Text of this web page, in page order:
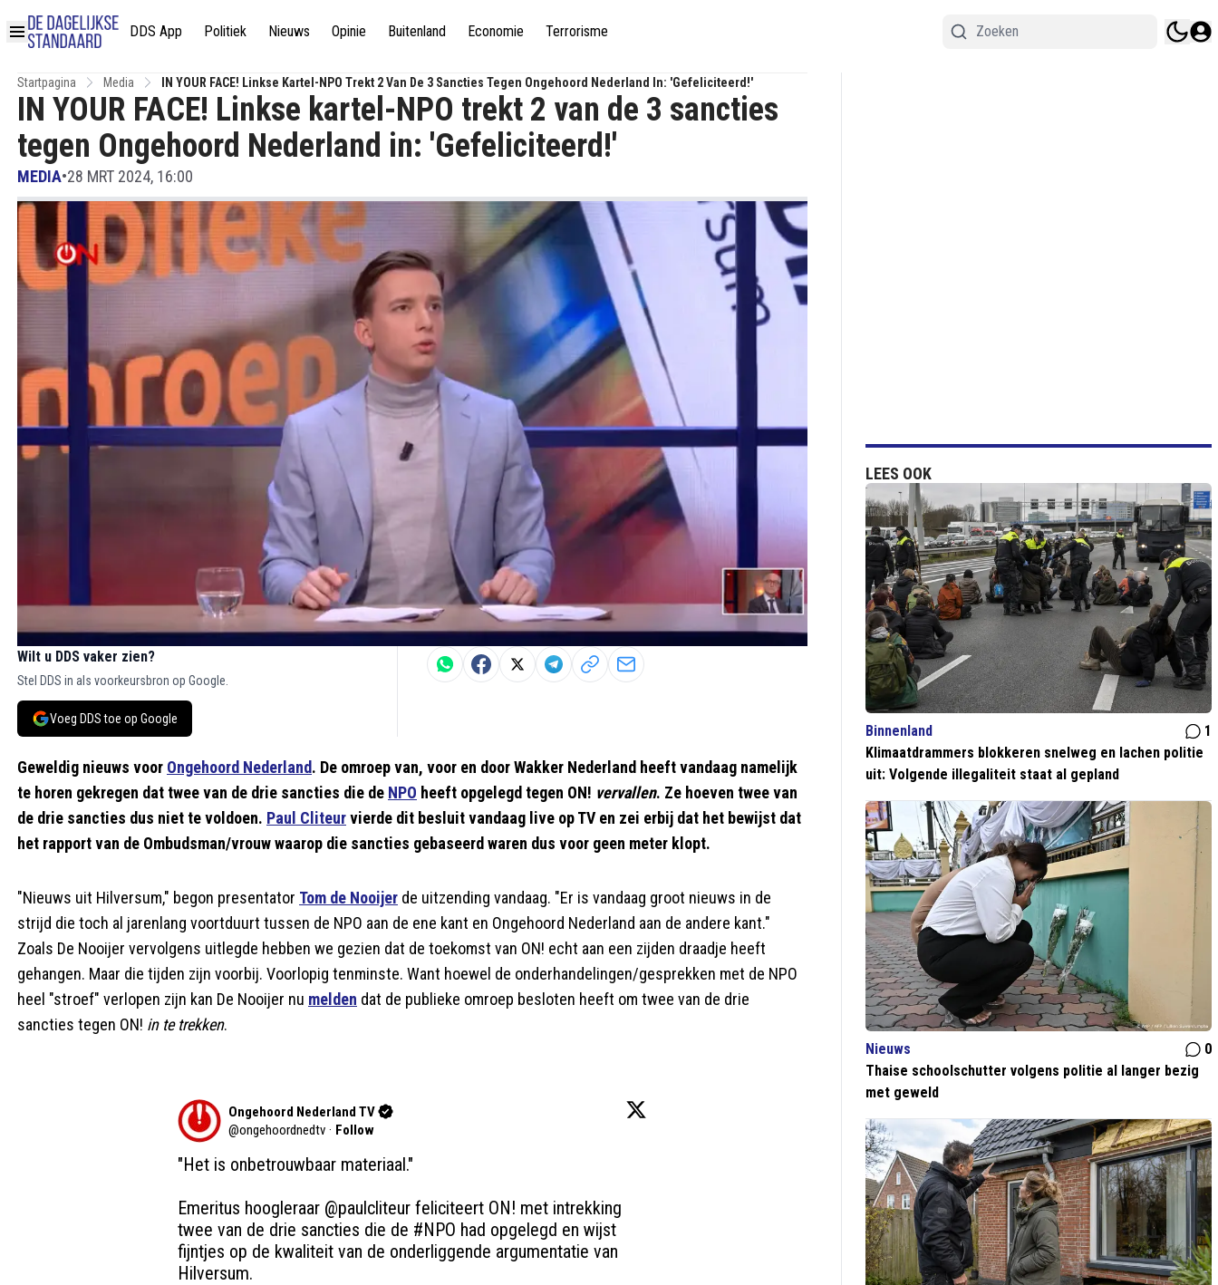
DDS App Politiek Nieuws Opinie Buitenland Economie Terrorisme
Startpagina Media IN YOUR FACE! Linkse Kartel-NPO Trekt 2 Van De 3 Sancties Tegen Ongehoord Nederland In: 'Gefeliciteerd!'
IN YOUR FACE! Linkse kartel-NPO trekt 2 van de 3 sancties
tegen Ongehoord Nederland in: 'Gefeliciteerd!'
MEDIA•28 MRT 2024, 16:00
Wilt u DDS vaker zien?
Stel DDS in als voorkeursbron op Google.
Voeg DDS toe op Google
Geweldig nieuws voor Ongehoord Nederland. De omroep van, voor en door Wakker Nederland heeft vandaag namelijk
te horen gekregen dat twee van de drie sancties die de NPO heeft opgelegd tegen ON! vervallen. Ze hoeven twee van
de drie sancties dus niet te voldoen. Paul Cliteurvierde dit besluit vandaag live op TV en zei erbij dat het bewijst dat
het rapport van de Ombudsman/vrouw waarop die sancties gebaseerd waren dus voor geen meter klopt.
"Nieuws uit Hilversum," begon presentator Tom de Nooijer de uitzending vandaag. "Er is vandaag groot nieuws in de
strijd die toch al jarenlang voortduurt tussen de NPO aan de ene kant en Ongehoord Nederland aan de andere kant."
Zoals De Nooijer vervolgens uitlegde hebben we gezien dat de toekomst van ON! echt aan een zijden draadje heeft
gehangen. Maar die tijden zijn voorbij. Voorlopig tenminste. Want hoewel de onderhandelingen/gesprekken met de NPO
heel "stroef" verlopen zijn kan De Nooijer nu melden dat de publieke omroep besloten heeft om twee van de drie
sancties tegen ON! in te trekken.
Ongehoord Nederland TV
@ongehoordnedtv · Follow
"Het is onbetrouwbaar materiaal."
Emeritus hoogleraar @paulcliteur feliciteert ON! met intrekking
twee van de drie sancties die de #NPO had opgelegd en wijst
fijntjes op de kwaliteit van de onderliggende argumentatie van
Hilversum.
LEES OOK
Binnenland
1
Klimaatdrammers blokkeren snelweg en lachen politie
uit: Volgende illegaliteit staat al gepland
Nieuws
0
Thaise schoolschutter volgens politie al langer bezig
met geweld